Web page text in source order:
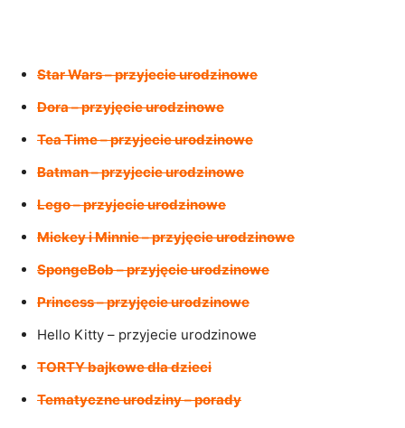
Star Wars – przyjecie urodzinowe
Dora – przyjęcie urodzinowe
Tea Time – przyjecie urodzinowe
Batman – przyjecie urodzinowe
Lego – przyjecie urodzinowe
Mickey i Minnie – przyjęcie urodzinowe
SpongeBob – przyjęcie urodzinowe
Princess – przyjęcie urodzinowe
Hello Kitty – przyjecie urodzinowe
TORTY bajkowe dla dzieci
Tematyczne urodziny – porady